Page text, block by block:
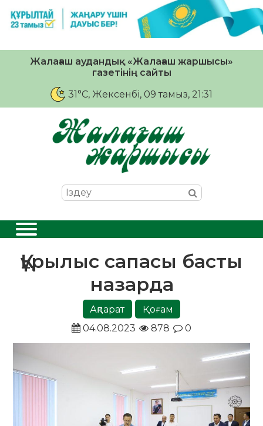
Жалағаш аудандық «Жалағаш жаршысы»
газетінің сайты
31°C, Жексенбі, 09 тамыз, 21:31
Құрылыс сапасы басты
назарда
Ақпарат
Қоғам
04.08.2023
878 0